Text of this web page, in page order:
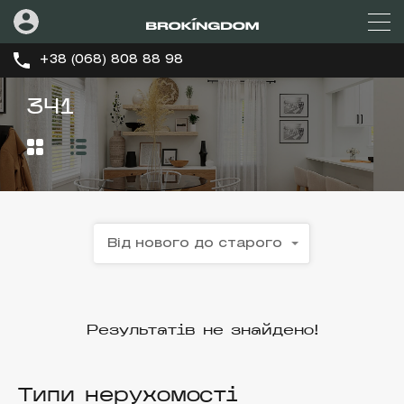
+38 (068) 808 88 98
341
Від нового до старого
Результатів не знайдено!
Типи нерухомості